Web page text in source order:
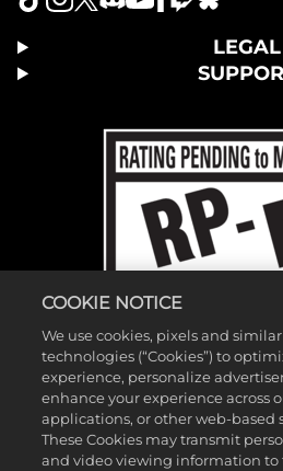
LEGAL
COOKIE NOTICE
We use cookies, pixels and
technologies (“Cookies”) to
experience, personalize
enhance your experience across
applications, or other web-based
These Cookies may transmit
and video viewing information to